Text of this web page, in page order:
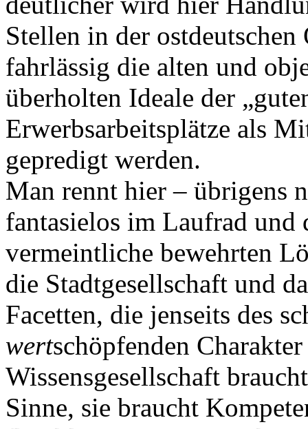
Stellen in der
fahrlässig die alten und
überholten Ideale der
Erwerbsarbeitsplätze als
gepredigt werden.
Man rennt hier – übrigens
fantasielos im Laufrad und
vermeintliche bewehrten
die Stadtgesellschaft und
Facetten, die jenseits des
wertschöpfenden
Wissensgesellschaft
Sinne, sie braucht